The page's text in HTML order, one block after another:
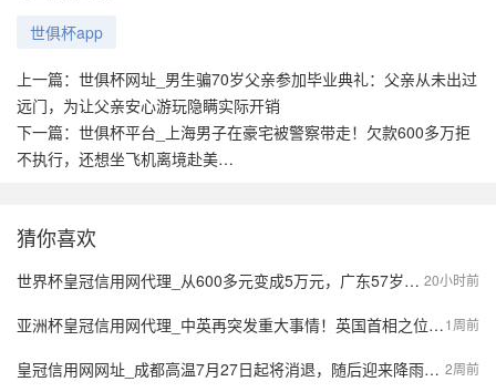
世俱杯app
上一篇： 世俱杯网址_男生骗70岁父亲参加毕业典礼：父亲从未出过
远门，为让父亲安心游玩隐瞒实际开销
下一篇： 世俱杯平台_上海男子在豪宅被警察带走！欠款600多万拒
不执行，还想坐飞机离境赴美…
猜你喜欢
20小时前
世界杯皇冠信用网代理_从600多元变成5万元，广东57岁保洁员掏空积蓄做医美，双眼皮手术后眼睛红痛、视物模糊，当事人：销售像人贩子一样围着我；机构拒绝回应
1周前
亚洲杯皇冠信用网代理_中英再突发重大事情！英国首相之位刚易主，中方的电话打到伦敦
2周前
皇冠信用网网址_成都高温7月27日起将消退，随后迎来降雨时段